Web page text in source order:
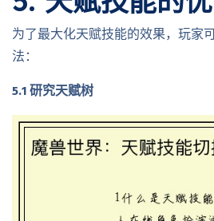
为了最大化天赋技能的效果，玩家
法：
5.1 研究天赋树